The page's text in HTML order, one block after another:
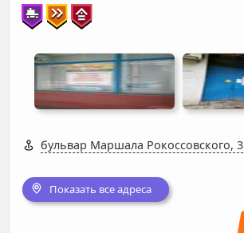
бульвар Маршала Рокоссовского, 3
Показать все адреса